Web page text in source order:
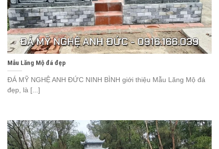
Mẫu Lăng Mộ đá đẹp
ĐÁ MỸ NGHỆ ANH ĐỨC NINH BÌNH giới thiệu Mẫu Lăng Mộ đá
đẹp, là [...]